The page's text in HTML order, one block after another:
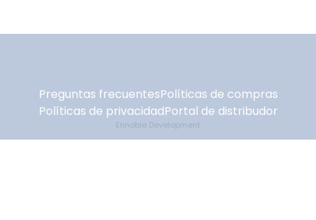
Preguntas frecuentesPolíticas de compras
Políticas de privacidadPortal de distribudor
Ennoble Development